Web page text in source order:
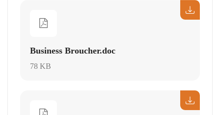
Business Broucher.doc
78 KB